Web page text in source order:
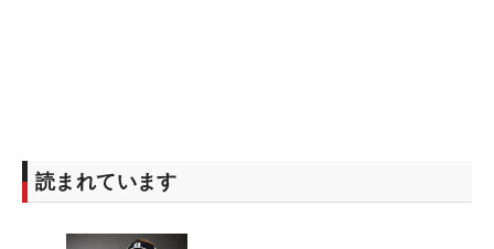
読まれています